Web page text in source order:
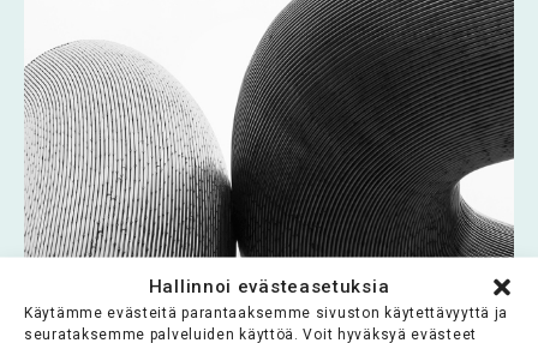
Hallinnoi evästeasetuksia
Käytämme evästeitä parantaaksemme sivuston käytettävyyttä ja
seurataksemme palveluiden käyttöä. Voit hyväksyä evästeet
Jenny ja Antti Wihurin rahasto